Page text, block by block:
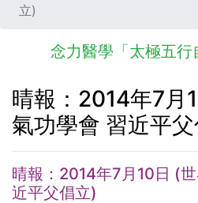
立)
念力醫學「太極五行
晴報：2014年7月
氣功學會 習近平
晴報：2014年7月10日 (
近平父倡立)